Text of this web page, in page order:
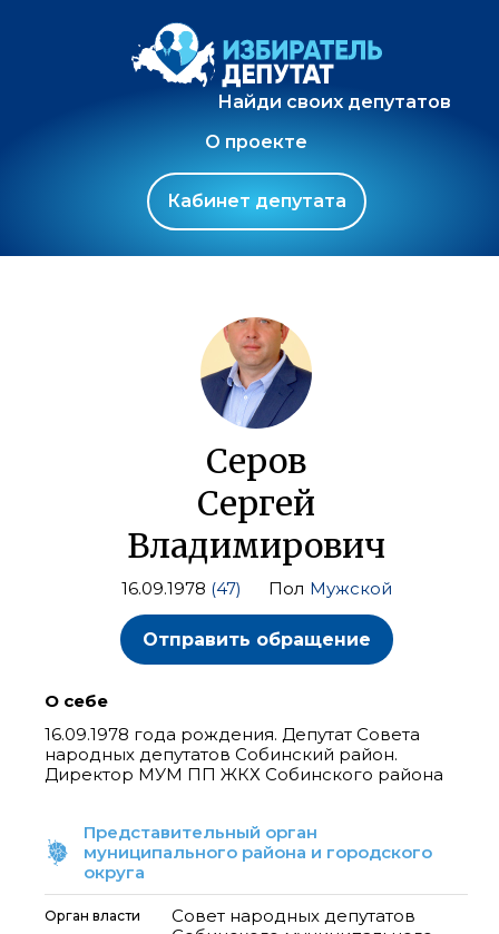
Найди своих депутатов
О проекте
Кабинет депутата
Серов
Сергей
Владимирович
16.09.1978 (47) Пол Мужской
Отправить обращение
О себе
16.09.1978 года рождения. Депутат Совета
народных депутатов Собинский район.
Директор МУМ ПП ЖКХ Собинского района
Представительный орган
муниципального района и городского
округа
Орган власти
Совет народных депутатов